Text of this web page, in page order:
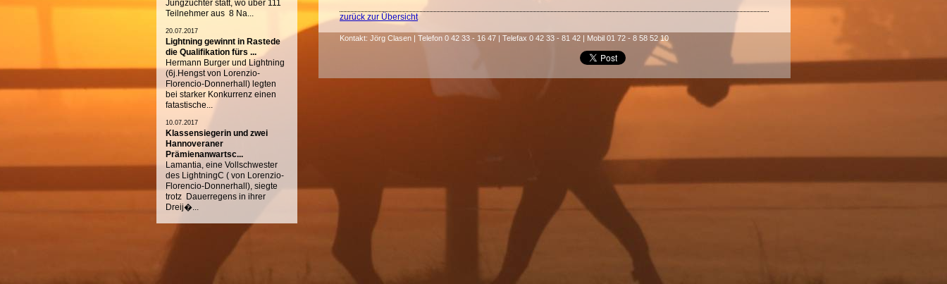
Jungzüchter statt, wo über 111
Teilnehmer aus 8 Na...
20.07.2017
Lightning gewinnt in Rastede
die Qualifikation fürs ...
Hermann Burger und Lightning
(6j.Hengst von Lorenzio-
Florencio-Donnerhall) legten
bei starker Konkurrenz einen
fatastische...
10.07.2017
Klassensiegerin und zwei
Hannoveraner
Prämienanwartsc...
Lamantia, eine Vollschwester
des LightningC ( von Lorenzio-
Florencio-Donnerhall), siegte
trotz Dauerregens in ihrer
Dreij�...
zurück zur Übersicht
Kontakt: Jörg Clasen | Telefon 0 42 33 - 16 47 | Telefax 0 42 33 - 81 42 | Mobil 01 72 - 8 58 52 10